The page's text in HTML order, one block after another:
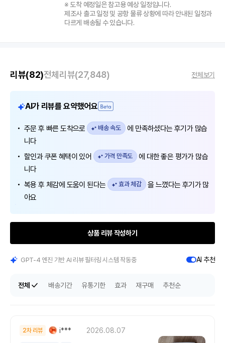
※ 도착 예정일은 참고용 예상 일정입니다.
제조사 출고 일정 및 공항 물류 상황에 따라 안내된 일정과
다르게 배송될 수 있습니다.
리뷰(82)전체리뷰(27,848) 전체보기
AI가 리뷰를 요약했어요
주문 후 빠른 도착으로 배송 속도 에 만족하셨다는 후기가 많습
니다
할인과 쿠폰 혜택이 있어
가격 만족도
에 대한 좋은 평가가 많습
니다
복용 후 체감에 도움이 된다는
효과 체감 을 느꼈다는 후기가 많
아요
상품 리뷰 작성하기
GPT-4 엔진 기반 AI 리뷰 필터링 시스템 작동중
전체 배송기간 유통기한 효과 재구매 추천순
AI 추천
2차 리뷰 i*** 2026.08.07